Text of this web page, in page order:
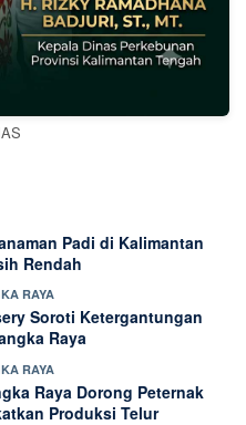
Padi di Kalimantan
Rendah
RAYA
Soroti Ketergantungan
Raya
RAYA
Raya Dorong Peternak
Produksi Telur